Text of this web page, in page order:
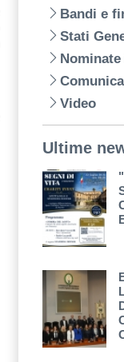
Bandi e
Stati
Video
Ultime